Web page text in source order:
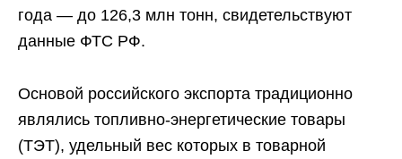
года — до 126,3 млн тонн, свидетельствуют
данные ФТС РФ.
Основой российского экспорта традиционно
являлись топливно-энергетические товары
(ТЭТ), удельный вес которых в товарной